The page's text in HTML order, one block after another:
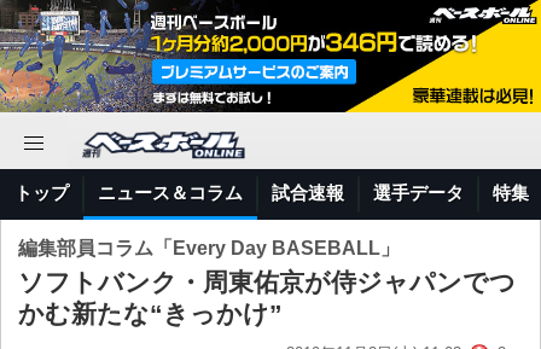
トップ ニュース＆コラム 試合速報 選手データ 特集
編集部員コラム「Every Day BASEBALL」
ソフトバンク・周東佑京が侍ジャパンでつ
かむ新たな“きっかけ”